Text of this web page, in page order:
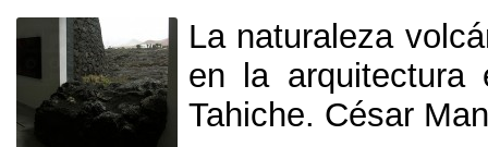
La naturaleza
en la
Tahiche. César